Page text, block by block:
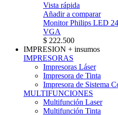
Vista rápida
Añadir a comparar
Monitor Philips LED
VGA
$ 222.500
IMPRESION + insumos
IMPRESORAS
Impresoras Láser
Impresora de Tinta
Impresora de Sistema
MULTIFUNCIONES
Multifunción Laser
Multifunción Tinta